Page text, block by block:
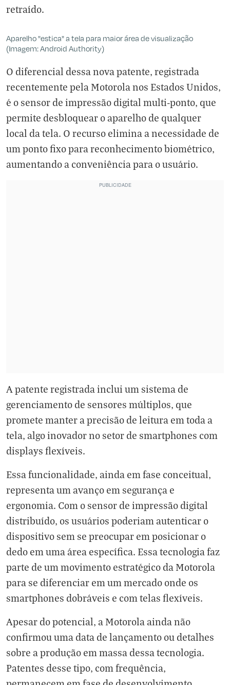
retraído.
Aparelho "estica" a tela para maior área de visualização
(Imagem: Android Authority)
O diferencial dessa nova patente, registrada
recentemente pela Motorola nos Estados Unidos,
é o sensor de impressão digital multi-ponto, que
permite desbloquear o aparelho de qualquer
local da tela. O recurso elimina a necessidade de
um ponto fixo para reconhecimento biométrico,
aumentando a conveniência para o usuário.
A patente registrada inclui um sistema de
gerenciamento de sensores múltiplos, que
promete manter a precisão de leitura em toda a
tela, algo inovador no setor de smartphones com
displays flexíveis.
Essa funcionalidade, ainda em fase conceitual,
representa um avanço em segurança e
ergonomia. Com o sensor de impressão digital
distribuído, os usuários poderiam autenticar o
dispositivo sem se preocupar em posicionar o
dedo em uma área específica. Essa tecnologia faz
parte de um movimento estratégico da Motorola
para se diferenciar em um mercado onde os
smartphones dobráveis e com telas flexíveis.
Apesar do potencial, a Motorola ainda não
confirmou uma data de lançamento ou detalhes
sobre a produção em massa dessa tecnologia.
Patentes desse tipo, com frequência,